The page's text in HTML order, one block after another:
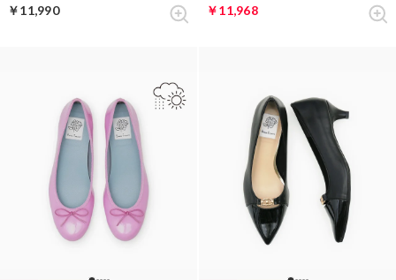
￥11,990 ￥11,968